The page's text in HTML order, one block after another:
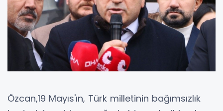
Özcan,19 Mayıs'ın, Türk milletinin bağımsızlık